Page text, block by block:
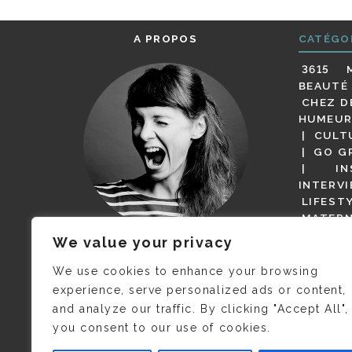
We value your privacy
We use cookies to enhance your browsing
experience, serve personalized ads or content,
and analyze our traffic. By clicking "Accept All",
you consent to our use of cookies.
A PROPOS
JE M’APPELLE DELPHINE MAIS
C’EST ©CAMILLE COLLIN QUI A
PRIS CETTE PHOTO !
3615
BEAUTÉ
CHEZ
GO
MAGOT
VIDÉOS